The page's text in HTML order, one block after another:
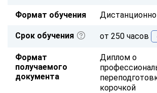
Формат обучения Дистанционно
Срок обучения от 250 часов
Формат
получаемого
документа
Диплом о
корочкой